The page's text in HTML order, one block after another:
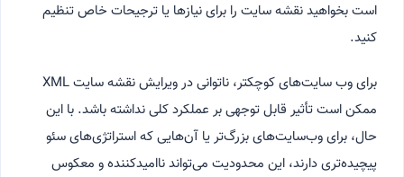
است بخواهید نقشه سایت را برای نیازها یا ترجیحات خاص تنظیم
کنید.
برای وب سایت‌های کوچکتر، ناتوانی در ویرایش نقشه سایت XML
ممکن است تأثیر قابل توجهی بر عملکرد کلی نداشته باشد. با این
حال، برای وب‌سایت‌های بزرگ‌تر یا آن‌هایی که استراتژی‌های سئو
پیچیده‌تری دارند، این محدودیت می‌تواند ناامیدکننده و معکوس